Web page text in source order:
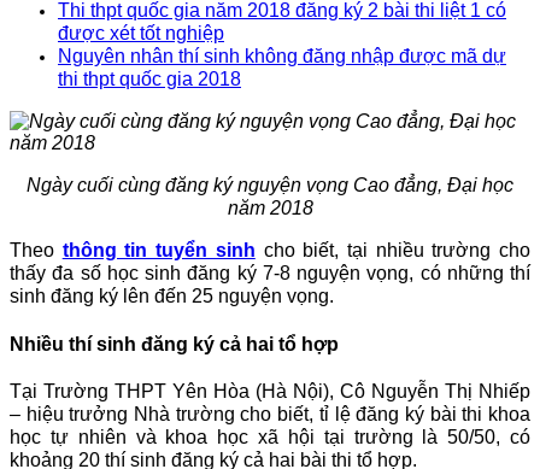
Thi thpt quốc gia năm 2018 đăng ký 2 bài thi liệt 1 có
được xét tốt nghiệp
Nguyên nhân thí sinh không đăng nhập được mã dự
thi thpt quốc gia 2018
Ngày cuối cùng đăng ký nguyện vọng Cao đẳng, Đại học
năm 2018
Theo thông tin tuyển sinh cho biết, tại nhiều trường cho
thấy đa số học sinh đăng ký 7-8 nguyện vọng, có những thí
sinh đăng ký lên đến 25 nguyện vọng.
Nhiều thí sinh đăng ký cả hai tổ hợp
Tại Trường THPT Yên Hòa (Hà Nội), Cô Nguyễn Thị Nhiếp
– hiệu trưởng Nhà trường cho biết, tỉ lệ đăng ký bài thi khoa
học tự nhiên và khoa học xã hội tại trường là 50/50, có
khoảng 20 thí sinh đăng ký cả hai bài thi tổ hợp.